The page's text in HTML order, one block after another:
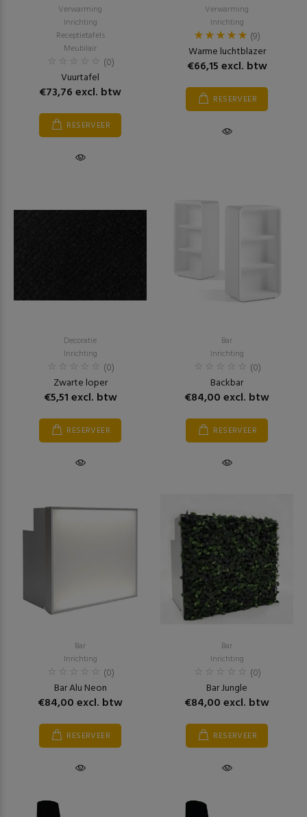
Verwarming
Inrichting
Receptietafels
Meubilair
(0)
Vuurtafel
€73,76 excl. btw
RESERVEER
Verwarming
Inrichting
(9)
Warme luchtblazer
€66,15 excl. btw
RESERVEER
Decoratie
Inrichting
(0)
Zwarte loper
€5,51 excl. btw
RESERVEER
Bar
Inrichting
(0)
Backbar
€84,00 excl. btw
RESERVEER
Bar
Inrichting
(0)
Bar Alu Neon
€84,00 excl. btw
RESERVEER
Bar
Inrichting
(0)
Bar Jungle
€84,00 excl. btw
RESERVEER